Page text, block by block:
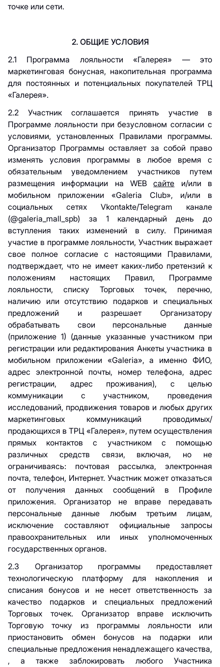
точке или сети.
2. ОБЩИЕ УСЛОВИЯ
2.1 Программа лояльности «Галерея» — это
маркетинговая бонусная, накопительная программа
для постоянных и потенциальных покупателей ТРЦ
«Галерея».
2.2 Участник соглашается принять участие в
Программе лояльности при безусловном согласии с
условиями, установленных Правилами программы.
Организатор Программы оставляет за собой право
изменять условия программы в любое время с
обязательным уведомлением участников путем
размещения информации на WEBсайте и/или в
мобильном приложении «Galeria Club», и/или в
социальных сетях Vkontakte/Telegram канале
(@galeria_mall_spb) за 1 календарный день до
вступления таких изменений в силу. Принимая
участие в программе лояльности, Участник выражает
свое полное согласие с настоящими Правилами,
подтверждает, что не имеет каких-либо претензий к
положениям настоящих Правил, Программе
лояльности, списку Торговых точек, перечню,
наличию или отсутствию подарков и специальных
предложений и разрешает Организатору
обрабатывать свои персональные данные
(приложение 1) (данные указанные участником при
регистрации или редактирования Анкеты участника в
мобильном приложении «Galeria», а именно ФИО,
адрес электронной почты, номер телефона, адрес
регистрации, адрес проживания), с целью
коммуникации с участником, проведения
исследований, продвижения товаров и любых других
маркетинговых коммуникаций проводимых/
продающихся в ТРЦ «Галерея», путем осуществления
прямых контактов с участником с помощью
различных средств связи, включая, но не
ограничиваясь: почтовая рассылка, электронная
почта, телефон, Интернет. Участник может отказаться
от получения данных сообщений в Профиле
приложения. Организатор не вправе передавать
персональные данные любым третьим лицам,
исключение составляют официальные запросы
правоохранительных или иных уполномоченных
государственных органов.
2.3 Организатор программы предоставляет
технологическую платформу для накопления и
списания бонусов и не несет ответственность за
качество подарков и специальных предложений
Торговых точек. Организатор вправе исключить
Торговую точку из программы лояльности или
приостановить обмен бонусов на подарки или
специальные предложения ненадлежащего качества,
, а также заблокировать любого Участника